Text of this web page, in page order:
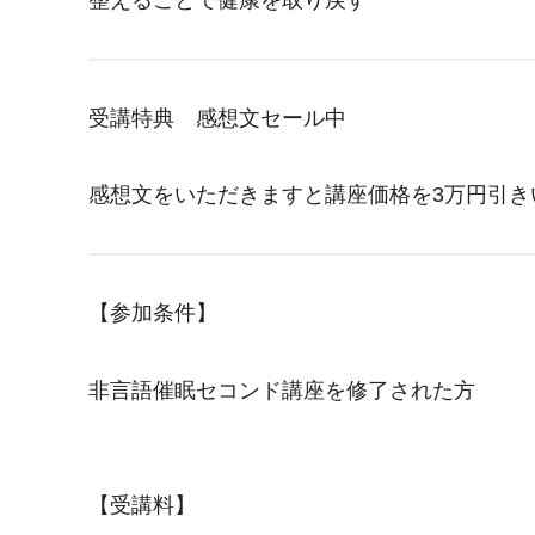
受講特典 感想文セール中
感想文をいただきますと講座価格を3万円引
【参加条件】
非言語催眠セコンド講座を修了された方
【受講料】